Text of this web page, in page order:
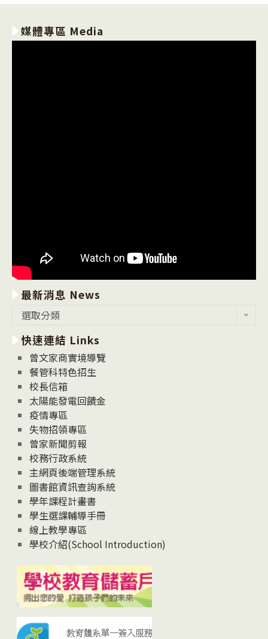
媒體專區 Media
最新消息 News
消
息
News
選取分類
快速連結 Links
曾文家商實境導覽
餐管科特色招生
校長信箱
太陽能發電回饋金
疫情專區
失物招領專區
曾家新聞剪報
校務行政系統
主網頁後端管理系統
圖書館資訊查詢系統
學年課程計畫書
學生選課輔導手冊
線上教學專區
學校介紹(School Introduction)